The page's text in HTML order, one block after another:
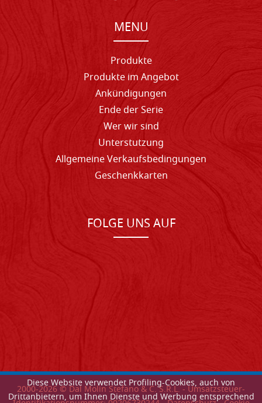
Diese Website verwendet Profiling-Cookies, auch von
Drittanbietern, um Ihnen Dienste und Werbung entsprechend
MENU
Produkte
Produkte im Angebot
Ankündigungen
Ende der Serie
Wer wir sind
Unterstutzung
Allgemeine Verkaufsbedingungen
Geschenkkarten
FOLGE UNS AUF
2000-2026© Dal Molin Stefano & C. S.R.L. - Umsatzsteuer-